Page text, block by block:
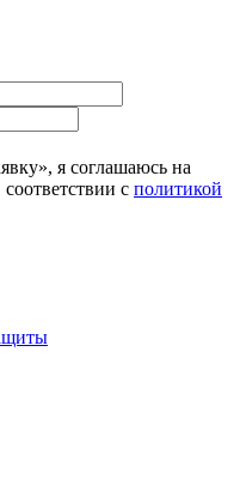
я соглашаюсь на
с политикой